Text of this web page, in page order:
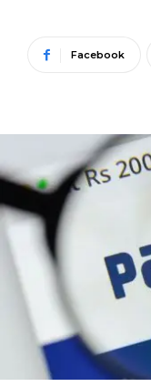
Facebook